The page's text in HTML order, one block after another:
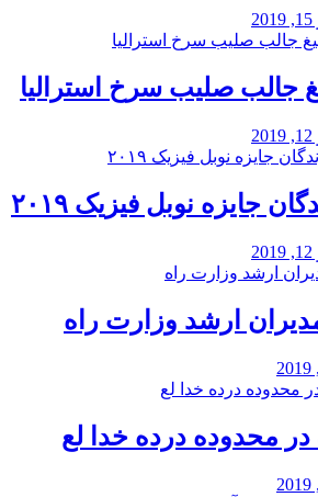
جالب صلیب سرخ استرالیا
جایزه نوبل فیزیک ۲۰۱۹
ارشد وزارت راه
محدوده درده خدا لع